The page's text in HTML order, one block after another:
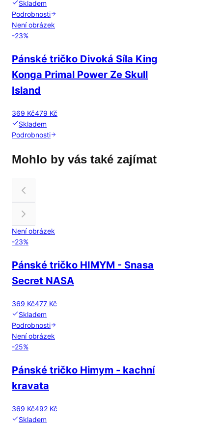
Skladem
Podrobnosti
Není obrázek
-23%
Pánské tričko Divoká Síla King
Konga Primal Power Ze Skull
Island
369 Kč479 Kč
Skladem
Podrobnosti
Mohlo by vás také zajímat
Není obrázek
-23%
Pánské tričko HIMYM - Snasa
Secret NASA
369 Kč477 Kč
Skladem
Podrobnosti
Není obrázek
-25%
Pánské tričko Himym - kachní
kravata
369 Kč492 Kč
Skladem